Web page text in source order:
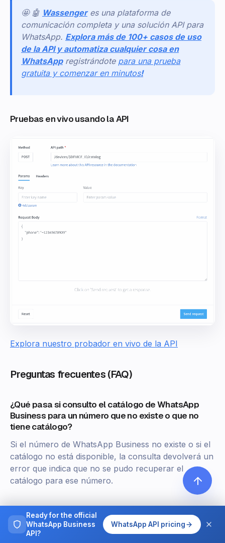
🤩 🤖 Wassenger es una plataforma de
comunicación completa y una solución API para
WhatsApp. Explora más de 100+ casos de uso
de la API y automatiza cualquier cosa en
WhatsApp registrándote para una prueba
gratuita y comenzar en minutos!
Pruebas en vivo usando la API
Explora nuestro probador en vivo de la API
Preguntas frecuentes (FAQ)
¿Qué pasa si consulto el catálogo de WhatsApp
Business para un número que no existe o que no
tiene catálogo?
Si el número de WhatsApp Business no existe o si el
catálogo no está disponible, la consulta devolverá un
error que indica que no se pudo recuperar el
catálogo para ese número.
¿Cuáles son los límites de consulta para la
información del catálogo de WhatsApp Business
según mi plan de suscripción?
Ready for the official
WhatsApp Business
API?
WhatsApp API pricing